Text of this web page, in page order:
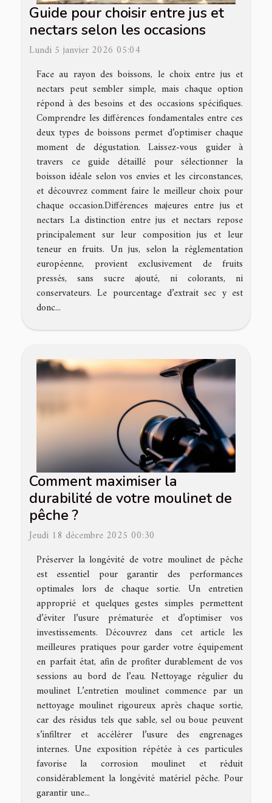
Guide pour choisir entre jus et
nectars selon les occasions
Lundi 5 janvier 2026 05:04
Face au rayon des boissons, le choix entre jus et
nectars peut sembler simple, mais chaque option
répond à des besoins et des occasions spécifiques.
Comprendre les différences fondamentales entre ces
deux types de boissons permet d’optimiser chaque
moment de dégustation. Laissez-vous guider à
travers ce guide détaillé pour sélectionner la
boisson idéale selon vos envies et les circonstances,
et découvrez comment faire le meilleur choix pour
chaque occasion.Différences majeures entre jus et
nectars La distinction entre jus et nectars repose
principalement sur leur composition jus et leur
teneur en fruits. Un jus, selon la réglementation
européenne, provient exclusivement de fruits
pressés, sans sucre ajouté, ni colorants, ni
conservateurs. Le pourcentage d’extrait sec y est
donc...
Comment maximiser la
durabilité de votre moulinet de
pêche ?
Jeudi 18 décembre 2025 00:30
Préserver la longévité de votre moulinet de pêche
est essentiel pour garantir des performances
optimales lors de chaque sortie. Un entretien
approprié et quelques gestes simples permettent
d’éviter l’usure prématurée et d’optimiser vos
investissements. Découvrez dans cet article les
meilleures pratiques pour garder votre équipement
en parfait état, afin de profiter durablement de vos
sessions au bord de l’eau. Nettoyage régulier du
moulinet L’entretien moulinet commence par un
nettoyage moulinet rigoureux après chaque sortie,
car des résidus tels que sable, sel ou boue peuvent
s’infiltrer et accélérer l’usure des engrenages
internes. Une exposition répétée à ces particules
favorise la corrosion moulinet et réduit
considérablement la longévité matériel pêche. Pour
garantir une...